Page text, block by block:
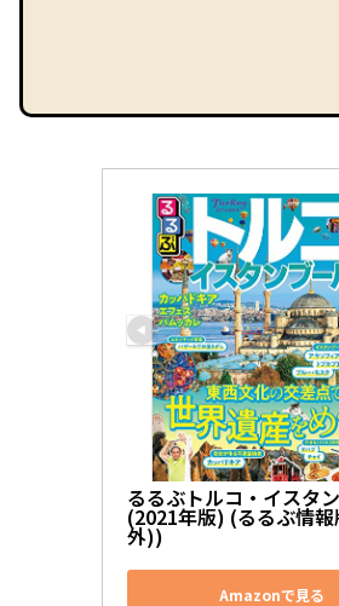
るるぶトルコ・イスタ
(2021年版) (るるぶ情
外))
Amazonで見る